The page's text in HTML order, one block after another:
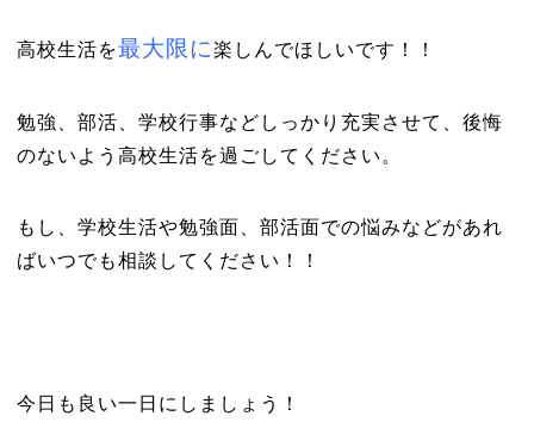
高校生活を最大限に楽しんでほしいです！！
勉強、部活、学校行事などしっかり充実させて、後悔
のないよう高校生活を過ごしてください。
もし、学校生活や勉強面、部活面での悩みなどがあれ
ばいつでも相談してください！！
今日も良い一日にしましょう！